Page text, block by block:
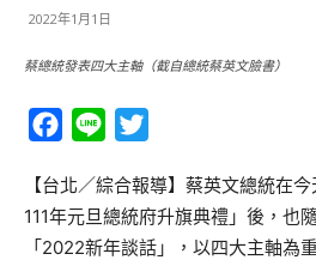
2022年1月1日
蔡總統發表四大主軸（截自總統蔡英文臉書）
Facebook
Line
【台北／綜合報導】蔡英文總統在
111年元旦總統府升旗典禮」後，也
「2022新年談話」，以四大主軸為